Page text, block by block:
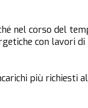
nel corso del
con lavori
più richiesti